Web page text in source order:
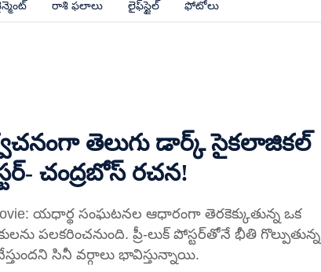
రాశి ఫలాలు లైఫ్‌స్టైల్ ఫోటోలు
తెలుగు డార్క్ సైకలాజికల్
చంద్రబోస్ రచన!
యధార్థ సంఘటనల ఆధారంగా తెరకెక్కుతున్న ఒక
పలకరించనుంది. ప్రీ-లుక్ పోస్టర్‌తోనే భీతి గొల్పుతున్న
సినీ వర్గాలు భావిస్తున్నాయి.